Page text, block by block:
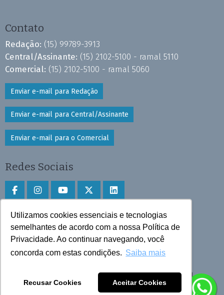
Utilizamos cookies essenciais e tecnologias
semelhantes de acordo com a nossa Política de
Privacidade. Ao continuar navegando, você
concorda com estas condições. Saiba mais
Recusar Cookies Aceitar Cookies
Contato
Redação: (15) 99789-3913
Central/Assinante: (15) 2102-5100 - ramal 5110
Comercial: (15) 2102-5100 - ramal 5060
Enviar e-mail para Redação
Enviar e-mail para Central/Assinante
Enviar e-mail para o Comercial
Redes Sociais
Faça download do aplicativo
Play Store e App Store
Todos os direitos reservados © 2025 Cruzeiro do Sul